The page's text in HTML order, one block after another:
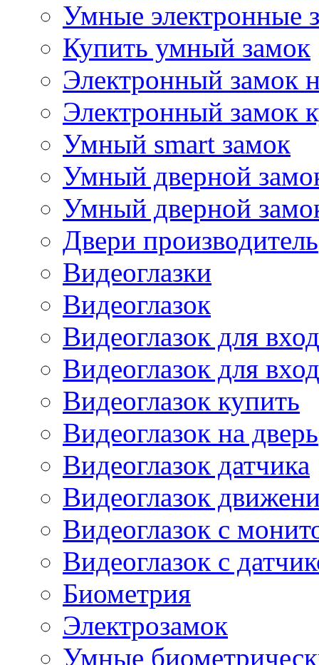
Умные электронные
Купить умный замок
Электронный замок
Электронный замок
Умный smart замок
Умный дверной
Умный дверной
Двери производитель
Видеоглазки
Видеоглазок
Видеоглазок для
Видеоглазок для
Видеоглазок купить
Видеоглазок на дверь
Видеоглазок датчика
Видеоглазок
Видеоглазок с
Видеоглазок с
Биометрия
Электрозамок
Умные